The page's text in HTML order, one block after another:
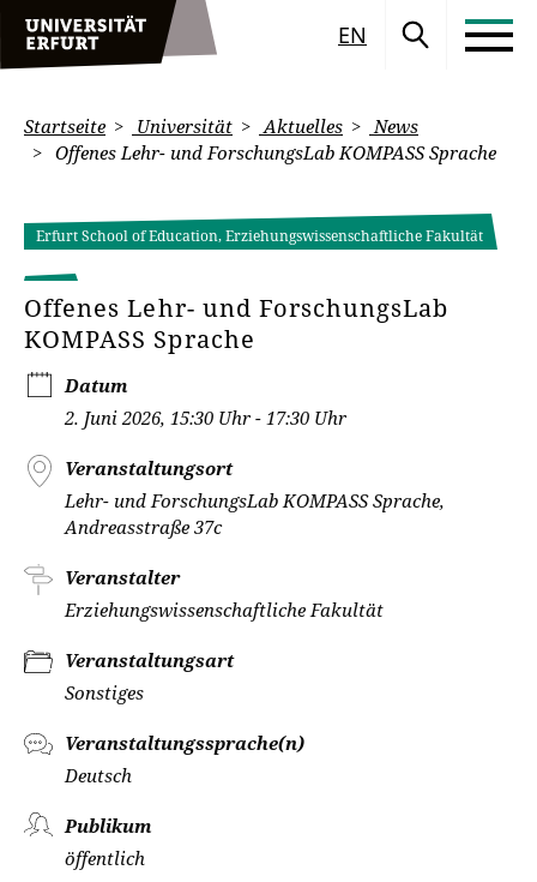
EN
Startseite Universität Aktuelles
News
Offenes Lehr- und ForschungsLab KOMPASS Sprache
Erfurt School of Education, Erziehungswissenschaftliche Fakultät
Offenes Lehr- und ForschungsLab
KOMPASS Sprache
Datum
2. Juni 2026, 15:30 Uhr - 17:30 Uhr
Veranstaltungsort
Lehr- und ForschungsLab KOMPASS Sprache,
Andreasstraße 37c
Veranstalter
Erziehungswissenschaftliche Fakultät
Veranstaltungsart
Sonstiges
Veranstaltungssprache(n)
Deutsch
Publikum
öffentlich